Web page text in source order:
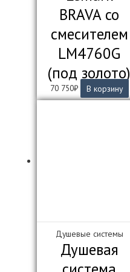
BRAVA со
смесителем
LM4760G
(под золото)
70 750₽ В корзину
Душевые системы
Душевая